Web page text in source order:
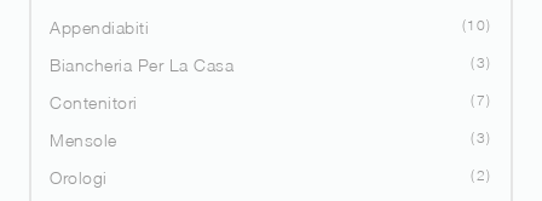
Appendiabiti
10
Biancheria Per La Casa 3
Contenitori 7
Mensole 3
Orologi 2